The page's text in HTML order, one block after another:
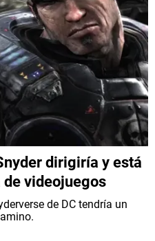
dirigiría y está
de videojuegos
de DC tendría un